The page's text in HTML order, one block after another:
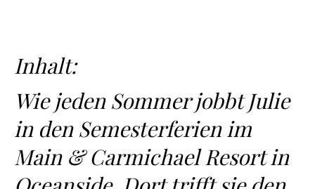
Inhalt:
Wie jeden Sommer jobbt Julie
in den Semesterferien im
Main & Carmichael Resort in